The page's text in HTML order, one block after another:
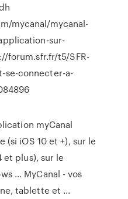
mycanal/mycanal-
sur-
forum.sfr.fr/t5/SFR-
se-connecter-a-
myCanal
iOS 10 et +), sur le
et plus), sur le
... MyCanal - vos
tablette et ...